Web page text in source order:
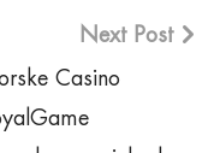
Next Post
Casino